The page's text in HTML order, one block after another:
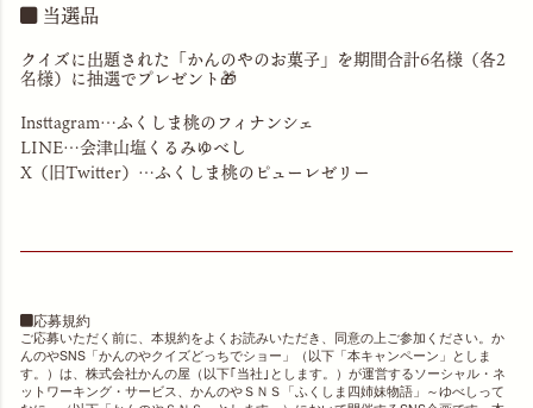
当選品
クイズに出題された「かんのやのお菓子」を期間合計6名様（各2
名様）に抽選でプレゼント🎁
Insttagram…ふくしま桃のフィナンシェ
LINE…会津山塩くるみゆべし
X（旧Twitter）…ふくしま桃のピューレゼリー
応募規約
ご応募いただく前に、本規約をよくお読みいただき、同意の上ご参加ください。か
んのやSNS「かんのやクイズどっちでショー」（以下「本キャンペーン」としま
す。）は、株式会社かんの屋（以下｢当社｣とします。）が運営するソーシャル・ネ
ットワーキング・サービス、かんのやＳＮＳ「ふくしま四姉妹物語」～ゆべしって